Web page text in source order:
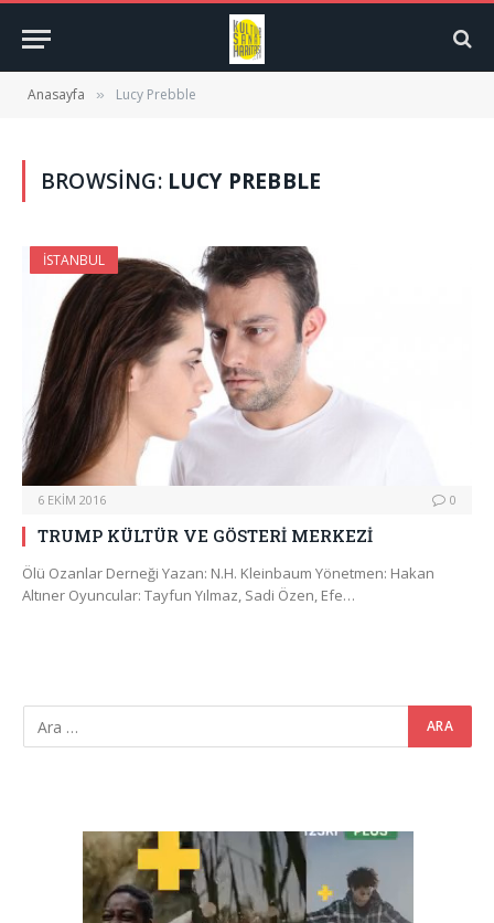
Anasayfa » Lucy Prebble
BROWSING: LUCY PREBBLE
İSTANBUL
6 EKIM 2016 0
TRUMP KÜLTÜR VE GÖSTERİ MERKEZİ
Ölü Ozanlar Derneği Yazan: N.H. Kleinbaum Yönetmen: Hakan
Altıner Oyuncular: Tayfun Yılmaz, Sadi Özen, Efe…
Video
oynatıcı